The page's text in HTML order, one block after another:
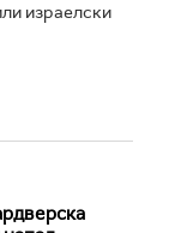
израелски